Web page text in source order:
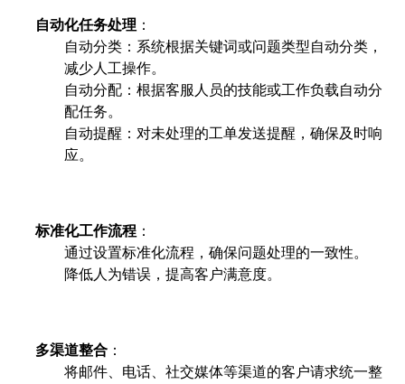
自动化任务处理 ：
自动分类：系统根据关键词或问题类型自动分类，
减少人工操作。
自动分配：根据客服人员的技能或工作负载自动分
配任务。
自动提醒：对未处理的工单发送提醒，确保及时响
应。
标准化工作流程 ：
通过设置标准化流程，确保问题处理的一致性。
降低人为错误，提高客户满意度。
多渠道整合 ：
将邮件、电话、社交媒体等渠道的客户请求统一整